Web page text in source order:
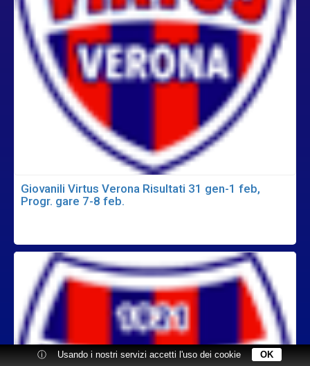
Giovanili Virtus Verona Risultati 31 gen-1 feb,
Progr. gare 7-8 feb.
ⓘ Usando i nostri servizi accetti l'uso dei cookie OK